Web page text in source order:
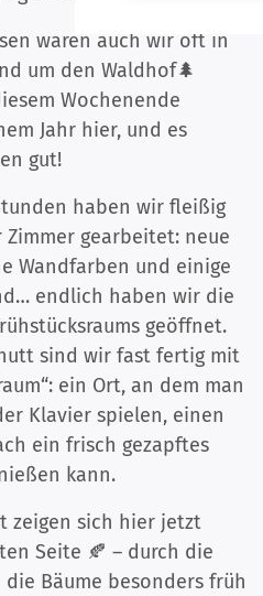
waren auch wir oft in
um den Waldhof🌲
Wochenende
Jahr hier, und es
gut!
haben wir fleißig
gearbeitet: neue
Wandfarben und einige
endlich haben wir die
geöffnet.
sind wir fast fertig mit
ein Ort, an dem man
Klavier spielen, einen
ein frisch gezapftes
kann.
zeigen sich hier jetzt
Seite 🍂 – durch die
Bäume besonders früh